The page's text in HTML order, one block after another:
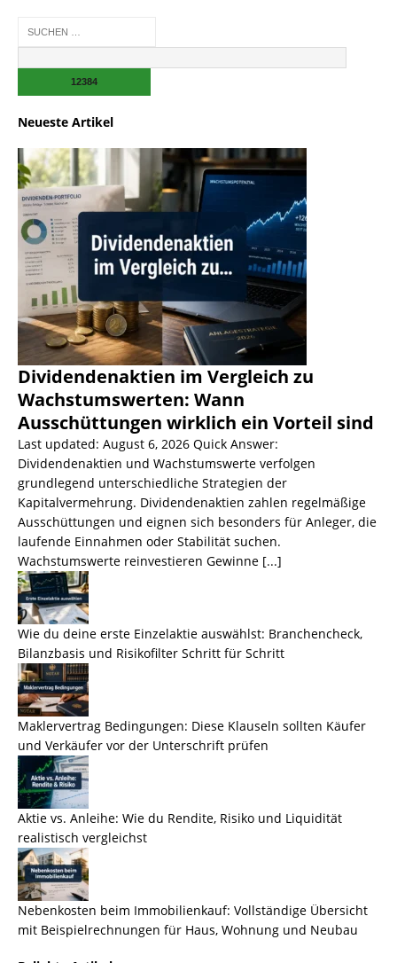
Neueste Artikel
Dividendenaktien im Vergleich zu
Wachstumswerten: Wann
Ausschüttungen wirklich ein Vorteil sind
Last updated: August 6, 2026 Quick Answer:
Dividendenaktien und Wachstumswerte verfolgen
grundlegend unterschiedliche Strategien der
Kapitalvermehrung. Dividendenaktien zahlen regelmäßige
Ausschüttungen und eignen sich besonders für Anleger, die
laufende Einnahmen oder Stabilität suchen.
Wachstumswerte reinvestieren Gewinne [...]
Wie du deine erste Einzelaktie auswählst: Branchencheck,
Bilanzbasis und Risikofilter Schritt für Schritt
Maklervertrag Bedingungen: Diese Klauseln sollten Käufer
und Verkäufer vor der Unterschrift prüfen
Aktie vs. Anleihe: Wie du Rendite, Risiko und Liquidität
realistisch vergleichst
Nebenkosten beim Immobilienkauf: Vollständige Übersicht
mit Beispielrechnungen für Haus, Wohnung und Neubau